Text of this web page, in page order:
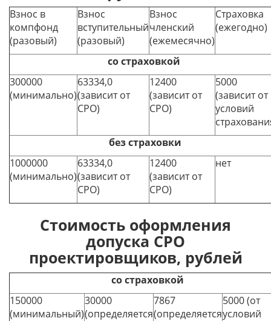
Взнос в
компфонд
(разовый)
Взнос
вступительный
(разовый)
Взнос
членский
(ежемесячно)
Страховка
(ежегодно)
со страховкой
300000
(минимально)
63334,0
(зависит от
СРО)
12400
(зависит от
СРО)
5000
(зависит от
условий
без страховки
1000000
(минимально)
63334,0
(зависит от
СРО)
12400
(зависит от
СРО)
нет
Стоимость оформления
допуска СРО
проектировщиков, рублей
со страховкой
150000
(минимальный)
30000
(определяется
7867
(определяется
5000 (от
условий